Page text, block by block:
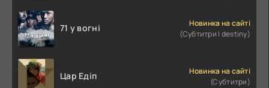
71 у вогні
Новинка на сайті
(Субтитри | destiny)
Цар Едіп
Новинка на сайті
(Субтитри)